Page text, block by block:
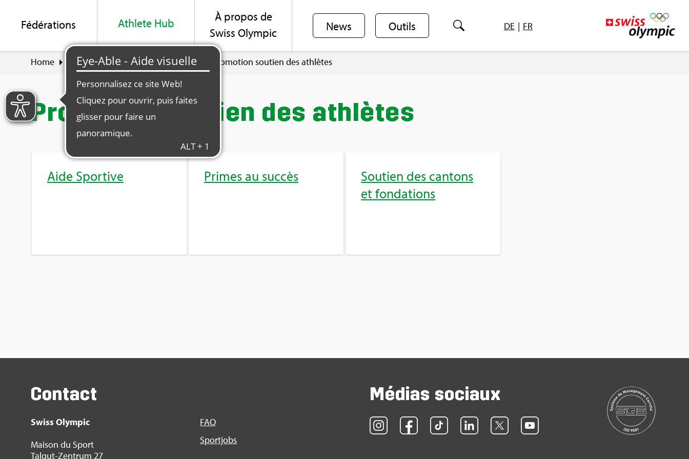
Fédé­ra­tions Ath­lete Hub
À pro­pos de
Swiss Olym­pic
News Outils DE | FR
Home Ath­lete Hub Médias et finances Pro­mo­tion sou­tien des ath­lètes
Pro­mo­tion sou­tien des ath­lètes
Aide Spor­tive Primes au suc­cès
Sou­tien des can­tons
et fon­da­tions
Contact
Swiss Olym­pic
Mai­son du Sport
Tal­gut-Zen­trum 27
FAQ
Sport­jobs
Médias sociaux